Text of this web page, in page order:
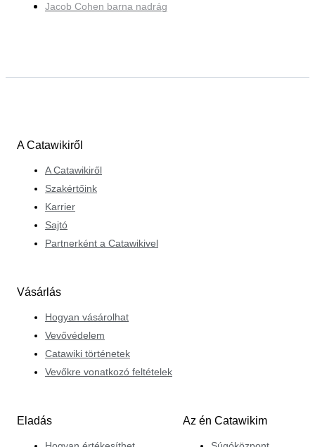
Jacob Cohen barna nadrág
A Catawikiről
A Catawikiről
Szakértőink
Karrier
Sajtó
Partnerként a Catawikivel
Vásárlás
Hogyan vásárolhat
Vevővédelem
Catawiki történetek
Vevőkre vonatkozó feltételek
Eladás Az én Catawikim